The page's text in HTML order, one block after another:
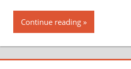
Continue reading